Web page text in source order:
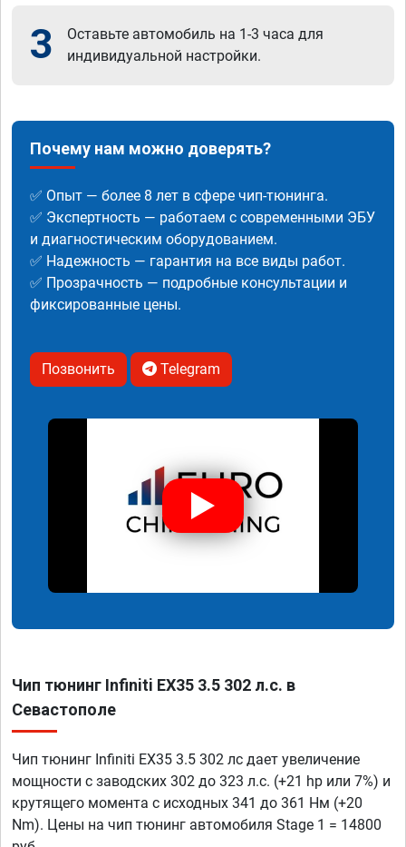
3
Оставьте автомобиль на 1-3 часа для
индивидуальной настройки.
Почему нам можно доверять?
✅ Опыт — более 8 лет в сфере чип-тюнинга.
✅ Экспертность — работаем с современными ЭБУ
и диагностическим оборудованием.
✅ Надежность — гарантия на все виды работ.
✅ Прозрачность — подробные консультации и
фиксированные цены.
Позвонить Telegram
Чип тюнинг Infiniti EX35 3.5 302 л.с. в
Севастополе
Чип тюнинг Infiniti EX35 3.5 302 лс дает увеличение
мощности с заводских 302 до 323 л.с. (+21 hp или 7%) и
крутящего момента с исходных 341 до 361 Нм (+20
Nm). Цены на чип тюнинг автомобиля Stage 1 = 14800